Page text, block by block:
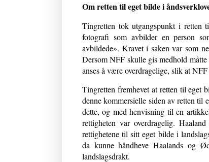
Om retten til eget bilde i
Tingretten tok utgangspunkt i retten
fotografi som avbilder en person
avbildede». Kravet i saken var som
Dersom NFF skulle gis medhold
anses å være overdragelige, slik at
Tingretten fremhevet at retten til eget
denne kommersielle siden av retten til
dette, og med henvisning til en
rettigheten var overdragelig.
rettighetene til sitt eget bilde i
da kunne håndheve Haalands og
landslagsdrakt.